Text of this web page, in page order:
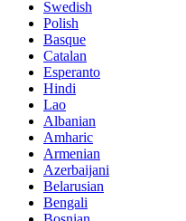
Swedish
Polish
Basque
Catalan
Esperanto
Hindi
Lao
Albanian
Amharic
Armenian
Azerbaijani
Belarusian
Bengali